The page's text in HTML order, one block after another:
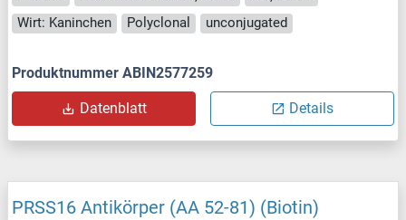
Wirt: Kaninchen
Polyclonal unconjugated
Produktnummer ABIN2577259
Datenblatt Details
PRSS16 Antikörper (AA 52-81) (Biotin)